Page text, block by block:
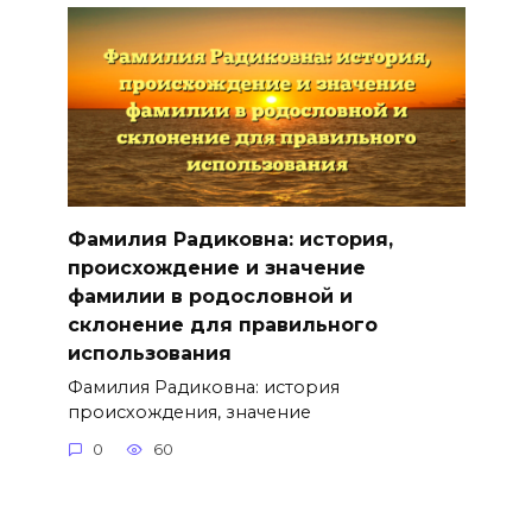
Фамилия Радиковна: история,
происхождение и значение
фамилии в родословной и
склонение для правильного
использования
Фамилия Радиковна: история
происхождения, значение
0 60